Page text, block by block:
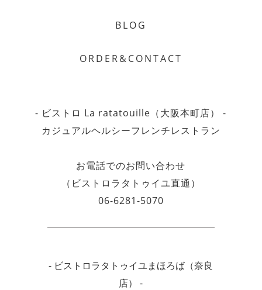
BLOG
ORDER&CONTACT
- ビストロ La ratatouille（大阪本町店） -
カジュアルヘルシーフレンチレストラン
お電話でのお問い合わせ
（ビストロラタトゥイユ直通）
06-6281-5070
- ビストロラタトゥイユまほろば（奈良
店） -